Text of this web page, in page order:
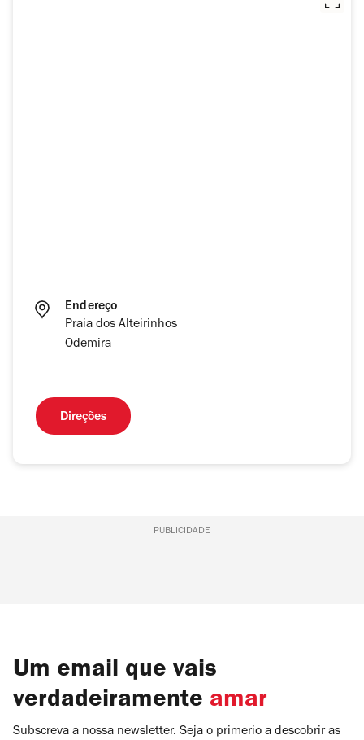
Endereço
Praia dos Alteirinhos
Odemira
Direções
PUBLICIDADE
Um email que vais
verdadeiramente amar
Subscreva a nossa newsletter. Seja o primerio a descobrir as